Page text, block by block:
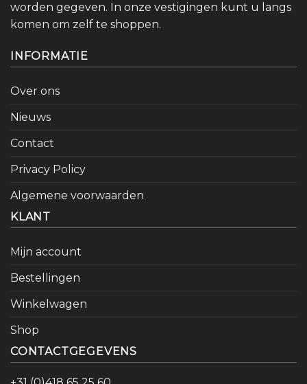
worden gegeven. In onze vestigingen kunt u langs
komen om zelf te shoppen.
INFORMATIE
Over ons
Nieuws
Contact
Privacy Policy
Algemene voorwaarden
KLANT
Mijn account
Bestellingen
Winkelwagen
Shop
CONTACTGEGEVENS